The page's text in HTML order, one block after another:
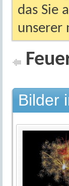
das Sie
unserer
Bilder